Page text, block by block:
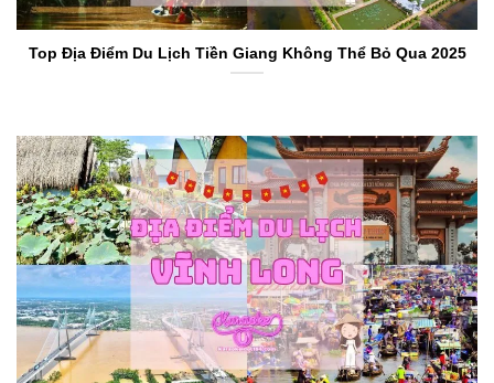
Top Địa Điểm Du Lịch Tiền Giang Không Thể Bỏ Qua 2025